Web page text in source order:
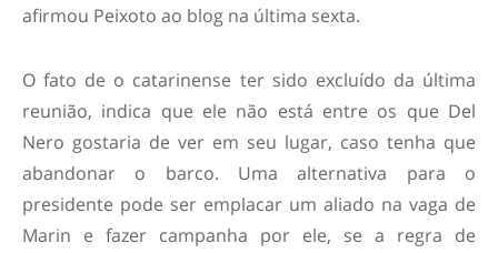
afirmou Peixoto ao blog na última sexta.
O fato de o catarinense ter sido excluído da última
reunião, indica que ele não está entre os que Del
Nero gostaria de ver em seu lugar, caso tenha que
abandonar o barco. Uma alternativa para o
presidente pode ser emplacar um aliado na vaga de
Marin e fazer campanha por ele, se a regra de